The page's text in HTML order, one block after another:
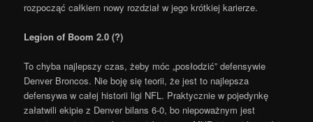
rozpocząć całkiem nowy rozdział w jego krótkiej karierze.
Legion of Boom 2.0 (?)
To chyba najlepszy czas, żeby móc „posłodzić” defensywie
Denver Broncos. Nie boję się teorii, że jest to najlepsza
defensywa w całej historii ligi NFL. Praktycznie w pojedynkę
załatwili ekipie z Denver bilans 6-0, bo niepoważnym jest